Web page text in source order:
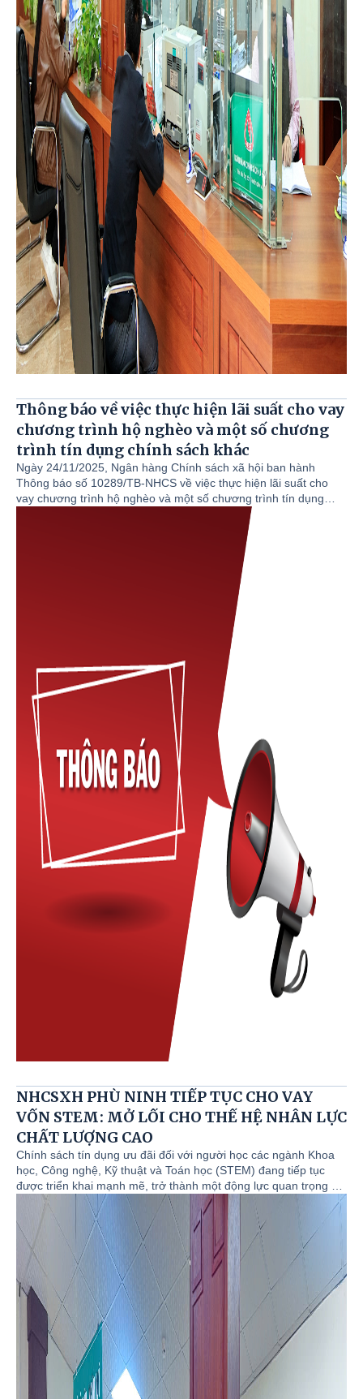
Thông báo về việc thực hiện lãi suất cho vay
chương trình hộ nghèo và một số chương
trình tín dụng chính sách khác
Ngày 24/11/2025, Ngân hàng Chính sách xã hội ban hành
Thông báo số 10289/TB-NHCS về việc thực hiện lãi suất cho
vay chương trình hộ nghèo và một số chương trình tín dụng
chính sách khác. Theo đó, thực hiện Quyết định số 2553/QĐ-
TTg ngày 21/11/2025 của Thủ tướng Chính phủ về việc điều
chỉnh giảm lãi suất cho vay một số chương trình tín dụng chính
sách tại Ngân hàng Chính sách xã hội (NHCSXH), Tổng Giám
đốc NHCSXH thông báo lãi suất cho vay chương trình hộ nghèo
và một số chương trình tín dụng chính sách đang được
NHCSXH PHÙ NINH TIẾP TỤC CHO VAY
VỐN STEM: MỞ LỐI CHO THẾ HỆ NHÂN LỰC
CHẤT LƯỢNG CAO
Chính sách tín dụng ưu đãi đối với người học các ngành Khoa
học, Công nghệ, Kỹ thuật và Toán học (STEM) đang tiếp tục
được triển khai mạnh mẽ, trở thành một động lực quan trọng để
nuôi dưỡng nguồ nhân lực chất lượng cao, phục vụ cho sự
nghiệp công nghiệp hoá, hiện đại hoá và hội nhập quốc tế của
đất nước. Đây là một quyết sách mang tính đột phá, thể hiện sự
quan tâm sâu sắc của Nhà nước đến thế hệ trẻ trong kỷ nguyên
số. Dù là một chính sách mới với những điều kiện xét duyệt chặt
chẽ (như yêu cầu kết quả học tập từ Khá, Giỏi trở lên), tuy nhiên
sau 2 tháng triển khai cho vay vốn STEM, NHCSXH Phù Ninh đã
ghi nhận những kết quả tích cực, nhanh chóng đi vào thực tiễn
và đạt được những dấu hiệu đáng mừng: